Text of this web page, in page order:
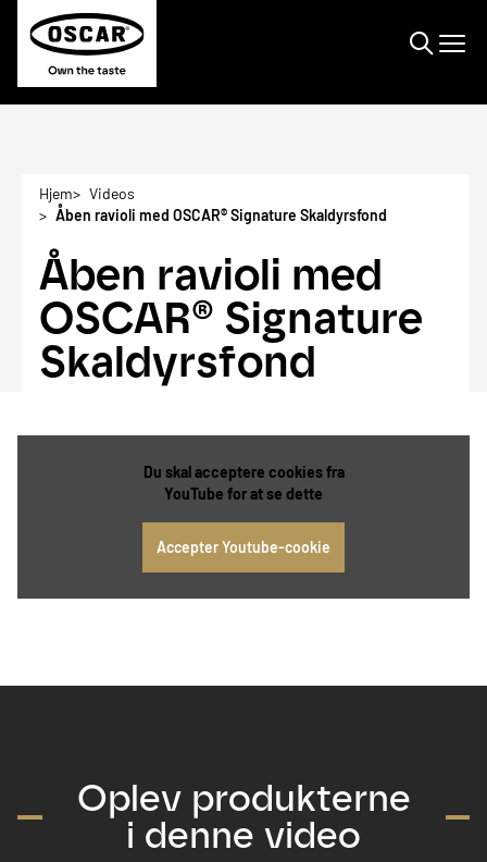
Søge
Hjem
Videos
Åben ravioli med OSCAR® Signature Skaldyrsfond
Åben ravioli med
OSCAR® Signature
Skaldyrsfond
Du skal acceptere cookies fra
YouTube for at se dette
Accepter Youtube-cookie
Oplev produkterne
i denne video